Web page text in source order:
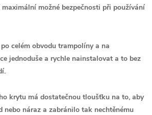
maximální možné bezpečnosti při používání
celém obvodu trampolíny a na
jednoduše a rychle nainstalovat a to bez
krytu má dostatečnou tloušťku na to, aby
náraz a zabránilo tak nechtěnému